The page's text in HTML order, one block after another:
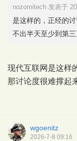
nozomitech 发表于
是这样的，正经的
不出半天至少到第三
现代互联网是这样
那讨论度很难撑起
wgoenitz
2026-7-8 09:16